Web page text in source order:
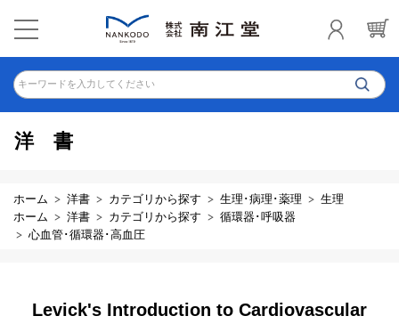
キーワードを入力してください
洋書
ホーム 洋書 カテゴリから探す 生理･病理･薬理
生理
ホーム
洋書 カテゴリから探す
循環器･呼吸器
心血管･循環器･高血圧
Levick's Introduction to Cardiovascular